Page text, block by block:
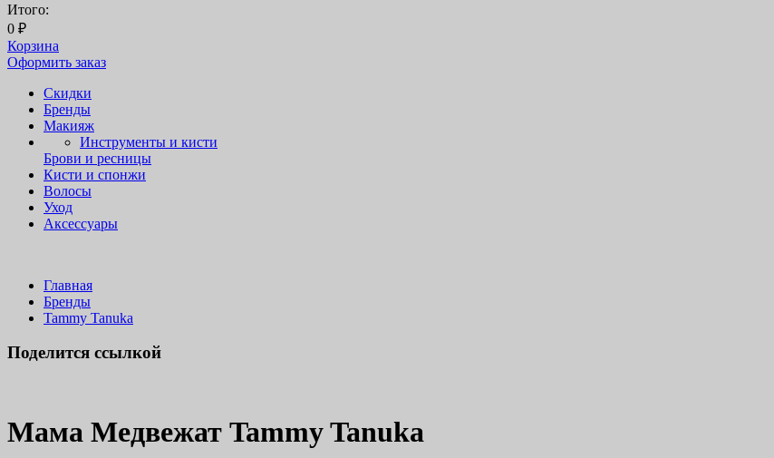
Итого:
0 ₽
Корзина
Оформить заказ
Скидки
Бренды
Макияж
Инструменты и кисти
Брови и ресницы
Кисти и спонжи
Волосы
Уход
Аксессуары
Главная
Бренды
Tammy Tanuka
Поделится ссылкой
Мама Медвежат Tammy Tanuka